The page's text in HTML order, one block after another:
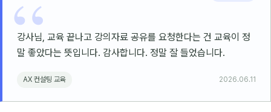
제안·영업
분석
마케팅
재무·계약
강사님, 교육 끝나고 강의자료 공유를 요청한다는 건 교육이 정
말 좋았다는 뜻입니다. 감사합니다. 정말 잘 들었습니다.
AX 컨설팅 교육 2026.06.11